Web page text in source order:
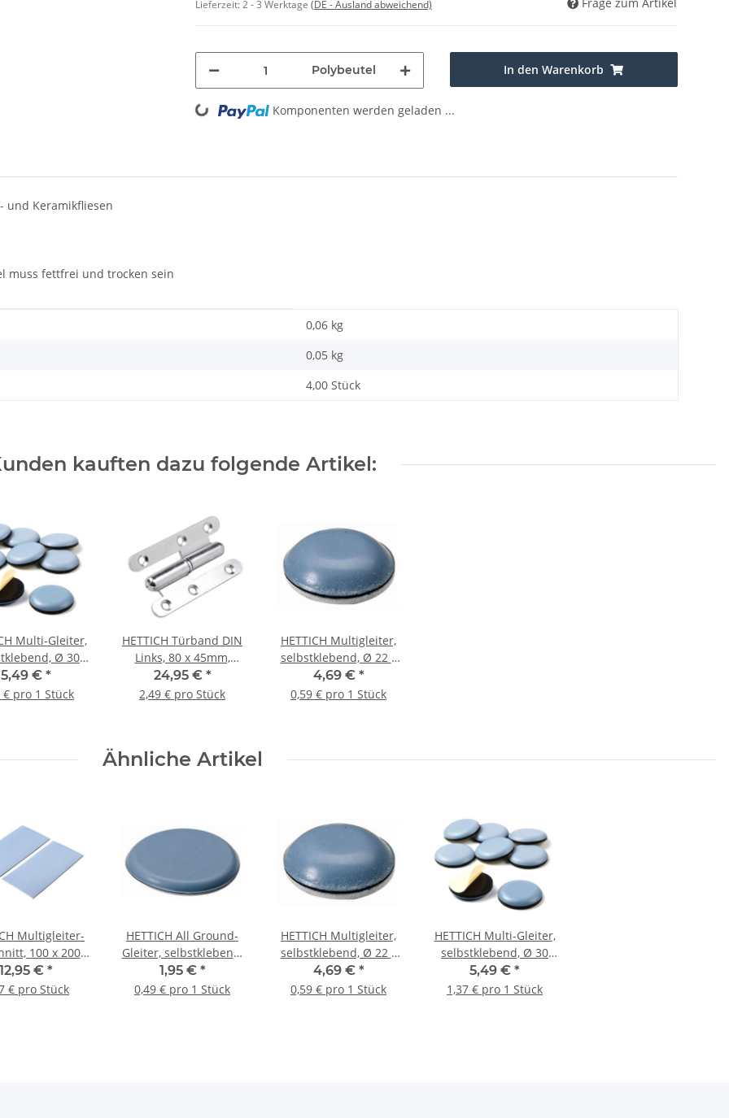
Lieferzeit:2 - 3 Werktage (DE - Ausland abweichend) Frage zum Artikel
Polybeutel In den Warenkorb
Loading... Komponenten werden geladen ...
und Keramikfliesen
muss fettfrei und trocken sein
0,06 kg
0,05 kg
4,00 Stück
kauften dazu folgende Artikel:
Multi-Gleiter,
Ø 30
mm, 4 Stück
5,49 € *
€ pro 1 Stück
HETTICH Türband DIN
Links, 80 x 45mm,
verzinkt, 10 Stück
24,95 € *
2,49 € pro Stück
HETTICH Multigleiter,
selbstklebend, Ø 22 x
4,5 mm, 8 Stück
4,69 € *
0,59 € pro 1 Stück
Ähnliche Artikel
Multigleiter-
100 x 200
mm, 2 Stück
12,95 € *
€ pro Stück
HETTICH All Ground-
Gleiter, selbstklebend,
65 mm, rund, 4 Stück
1,95 € *
0,49 € pro 1 Stück
HETTICH Multigleiter,
selbstklebend, Ø 22 x
4,5 mm, 8 Stück
4,69 € *
0,59 € pro 1 Stück
HETTICH Multi-Gleiter,
selbstklebend, Ø 30
mm, 4 Stück
5,49 € *
1,37 € pro 1 Stück